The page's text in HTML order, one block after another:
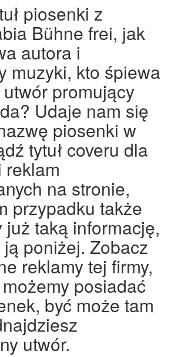
piosenki z
Bühne frei, jak
autora i
muzyki, kto śpiewa
promujący
Udaje nam się
piosenki w
tytuł coveru dla
reklam
na stronie,
przypadku także
już taką informację,
poniżej. Zobacz
reklamy tej firmy,
posiadać
być może tam
utwór.